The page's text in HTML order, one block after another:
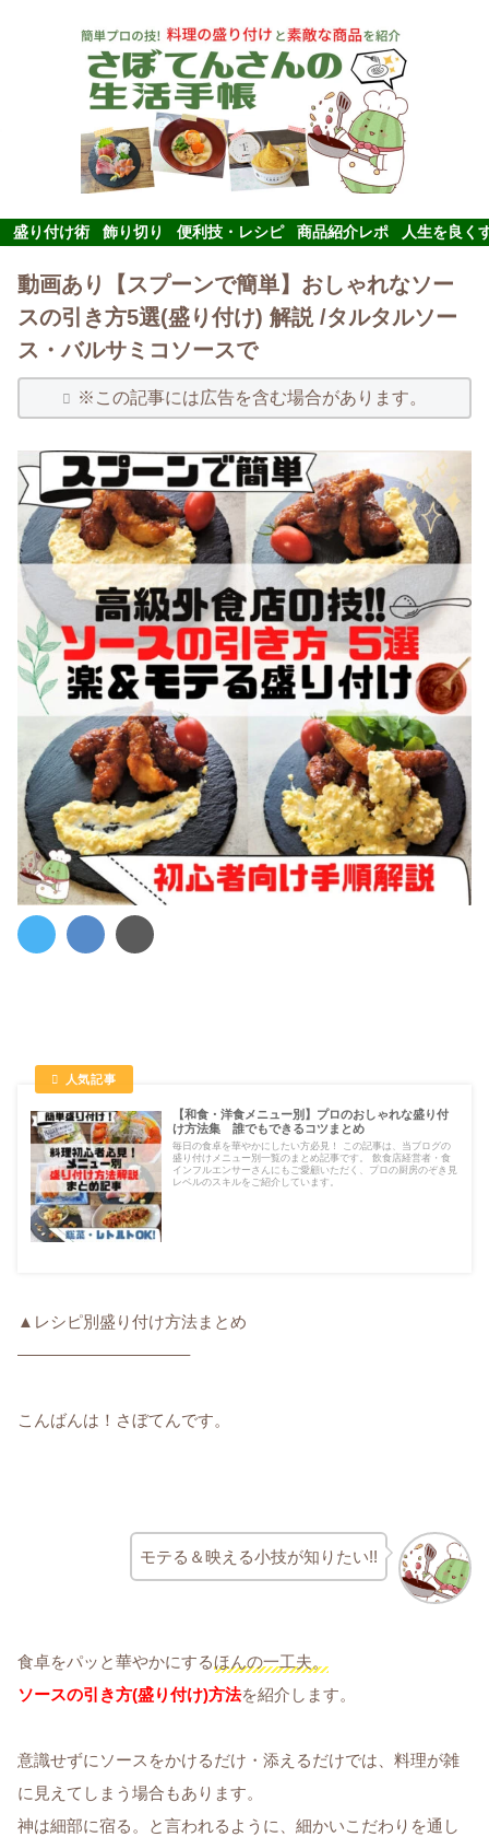
盛り付け術 飾り切り 便利技・レシピ 商品紹介レポ 人生を良く
動画あり【スプーンで簡単】おしゃれなソー
スの引き方5選(盛り付け) 解説 /タルタルソー
ス・バルサミコソースで
※この記事には広告を含む場合があります。
【和食・洋食メニュー別】プロのおしゃれな盛り付
け方法集 誰でもできるコツまとめ
毎日の食卓を華やかにしたい方必見！ この記事は、当ブログの
盛り付けメニュー別一覧のまとめ記事です。 飲食店経営者・食
インフルエンサーさんにもご愛顧いただく、プロの厨房のぞき見
レベルのスキルをご紹介しています。
▲レシピ別盛り付け方法まとめ
——————————–
こんばんは！さぼてんです。
モテる＆映える小技が知りたい!!
食卓をパッと華やかにするほんの一工夫。
ソースの引き方(盛り付け)方法を紹介します。
意識せずにソースをかけるだけ・添えるだけでは、料理が雑
に見えてしまう場合もあります。
神は細部に宿る。と言われるように、細かいこだわりを通し